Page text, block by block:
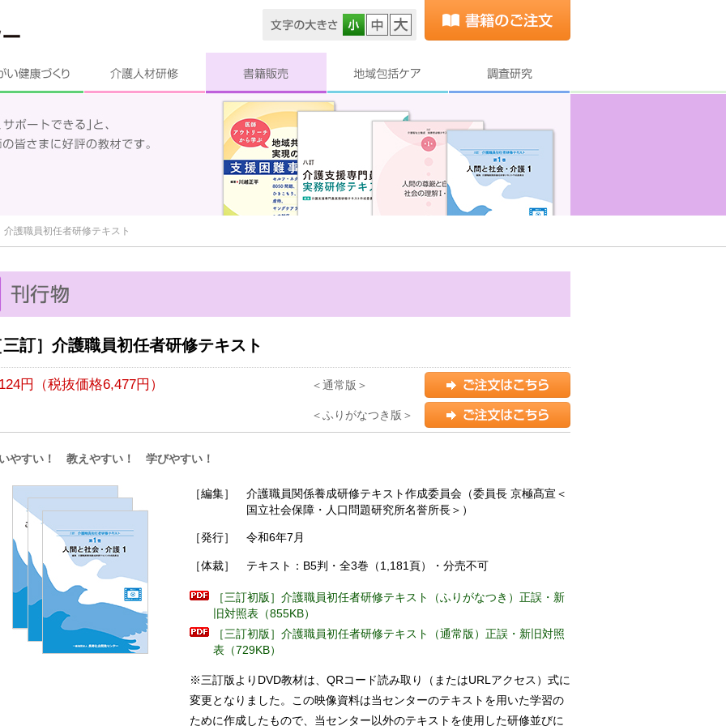
介護職員初任者研修テキスト
訂］介護職員初任者研修テキスト
円（税抜価格6,477円） ＜通常版＞
＜ふりがなつき版＞
やすい！ 教えやすい！ 学びやすい！
［編集］
介護職員関係養成研修テキスト作成委員会（委員長 京極髙宣＜
国立社会保障・人口問題研究所名誉所長＞）
［発行］ 令和6年7月
［体裁］ テキスト：B5判・全3巻（1,181頁）・分売不可
［三訂初版］介護職員初任者研修テキスト（ふりがなつき）正誤・新
旧対照表（855KB）
［三訂初版］介護職員初任者研修テキスト（通常版）正誤・新旧対照
表（729KB）
※三訂版よりDVD教材は、QRコード読み取り（またはURLアクセス）式に
変更となりました。この映像資料は当センターのテキストを用いた学習の
ために作成したもので、当センター以外のテキストを使用した研修並びに